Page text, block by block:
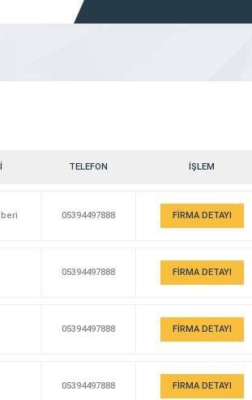
haline gelmiştir. Firmamız müşteri memnuniyetini
düşünerek uzman, eğitimli ve güler yüzlü
TELEFON İŞLEM
05394497888 FİRMA DETAYI
05394497888 FİRMA DETAYI
05394497888 FİRMA DETAYI
05394497888 FİRMA DETAYI